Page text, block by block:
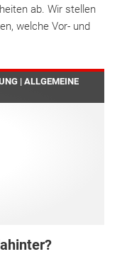
ab. Wir stellen
welche Vor- und
| ALLGEMEINE